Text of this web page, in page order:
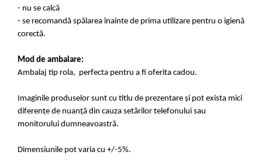
- nu se calcă
- se recomandă spălarea înainte de prima utilizare pentru o igienă
corectă.
Mod de ambalare:
Ambalaj tip rola, perfecta pentru a fi oferita cadou.
Imaginile produselor sunt cu titlu de prezentare și pot exista mici
diferențe de nuanță din cauza setărilor telefonului sau
monitorului dumneavoastră.
Dimensiunile pot varia cu +/-5%.